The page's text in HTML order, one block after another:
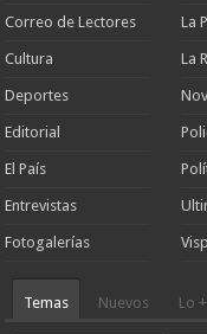
Correo de Lectores
Cultura
Deportes
Editorial
El País
Entrevistas
Fotogalerías
La
La
Temas Nuevos Lo +